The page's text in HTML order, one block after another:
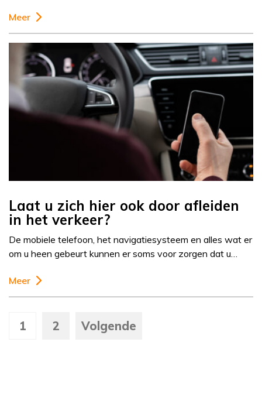
Meer
Laat u zich hier ook door afleiden
in het verkeer?
De mobiele telefoon, het navigatiesysteem en alles wat er
om u heen gebeurt kunnen er soms voor zorgen dat u…
Meer
1 2 Volgende